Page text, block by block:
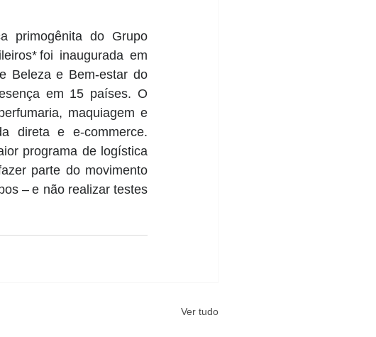
primogênita do Grupo
foi inaugurada em
Beleza e Bem-estar do
em 15 países. O
maquiagem e
direta e e-commerce.
programa de logística
parte do movimento
– e não realizar testes
Ver tudo